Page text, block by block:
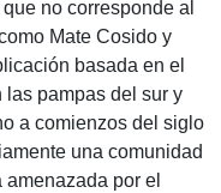
que no corresponde al
Mate Cosido y
basada en el
las pampas del sur y
a comienzos del siglo
una comunidad
por el